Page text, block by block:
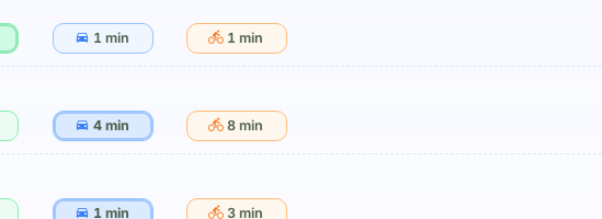
1 min 1 min
4 min 8 min
1 min 3 min